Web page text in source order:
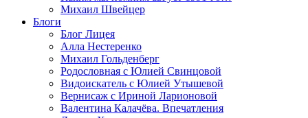
Михаил Швейцер
Блоги
Блог Лицея
Алла Нестеренко
Михаил Гольденберг
Родословная с Юлией Свинцовой
Видоискатель с Юлией Утышевой
Вернисаж с Ириной Ларионовой
Валентина Калачёва. Впечатления